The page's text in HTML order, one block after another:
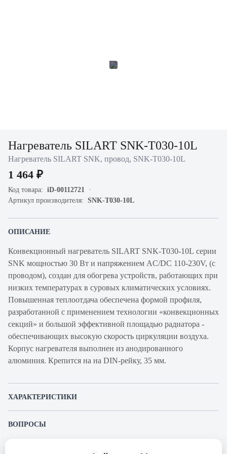
Нагреватель SILART SNK-T030-10L
Нагреватель SILART SNK, провод, SNK-T030-10L
1 464 ₽
Код товара: iD-00112721
Артикул производителя: SNK-T030-10L
ОПИСАНИЕ
Конвекционный нагреватель SILART SNK-T030-10L серии
SNK мощностью 30 Вт и напряжением AC/DC 110-230V, (с
проводом), создан для обогрева устройств, работающих при
низких температурах в суровых климатических условиях.
Повышенная теплоотдача обеспечена формой профиля,
разработанной с применением технологии «конвекционных
секций» и большой эффективной площадью радиатора -
обеспечивающих высокую скорость циркуляции воздуха.
Корпус нагревателя выполнен из анодированного
алюминия. Крепится на на DIN-рейку, 35 мм.
ХАРАКТЕРИСТИКИ
ВОПРОСЫ